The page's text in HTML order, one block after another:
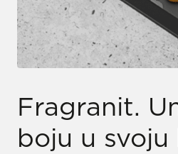
Fragranit.
boju u svoju